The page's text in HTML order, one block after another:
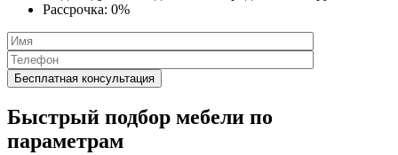
Рассрочка: 0%
Быстрый подбор мебели по
параметрам